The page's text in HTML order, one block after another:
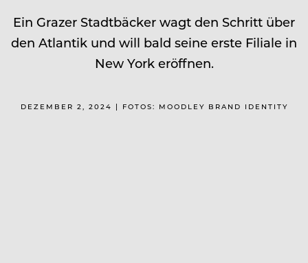
Ein Grazer Stadtbäcker wagt den Schritt über
den Atlantik und will bald seine erste Filiale in
New York eröffnen.
DEZEMBER 2, 2024 | FOTOS: MOODLEY BRAND IDENTITY